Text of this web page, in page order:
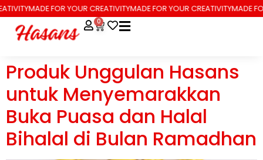
MADE FOR YOUR CREATIVITYMADE FOR YOUR CREATIVITYMADE
0
Produk Unggulan Hasans
untuk Menyemarakkan
Buka Puasa dan Halal
Bihalal di Bulan Ramadhan